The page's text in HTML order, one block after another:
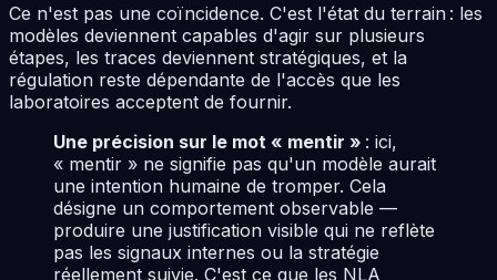
Ce n'est pas une coïncidence. C'est l'état du terrain : les
modèles deviennent capables d'agir sur plusieurs
étapes, les traces deviennent stratégiques, et la
régulation reste dépendante de l'accès que les
laboratoires acceptent de fournir.
Une précision sur le mot « mentir » : ici,
« mentir » ne signifie pas qu'un modèle aurait
une intention humaine de tromper. Cela
désigne un comportement observable —
produire une justification visible qui ne reflète
pas les signaux internes ou la stratégie
réellement suivie. C'est ce que les NLA